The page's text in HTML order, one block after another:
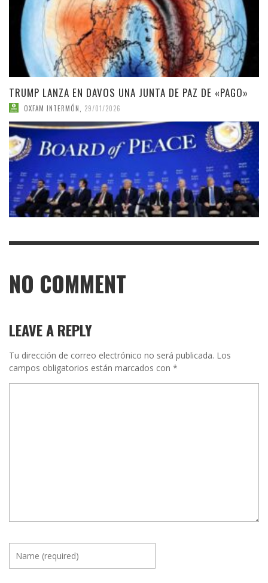
TRUMP LANZA EN DAVOS UNA JUNTA DE PAZ DE «PAGO»
OXFAM INTERMÓN 29/01/2026
NO COMMENT
LEAVE A REPLY
Tu dirección de correo electrónico no será publicada. Los
campos obligatorios están marcados con *